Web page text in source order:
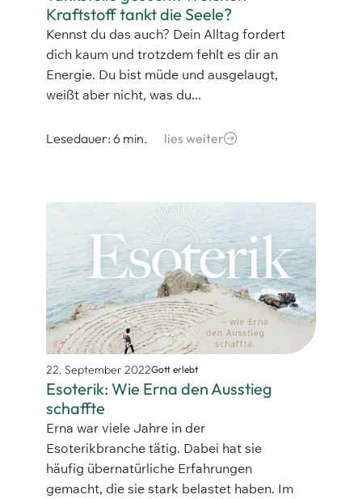
Kraftstoff tankt die Seele?
Kennst du das auch? Dein Alltag fordert
dich kaum und trotzdem fehlt es dir an
Energie. Du bist müde und ausgelaugt,
weißt aber nicht, was du...
Lesedauer: 6 min. lies weiter
22. September 2022Gott erlebt
Esoterik: Wie Erna den Ausstieg
schaffte
Erna war viele Jahre in der
Esoterikbranche tätig. Dabei hat sie
häufig übernatürliche Erfahrungen
gemacht, die sie stark belastet haben. Im